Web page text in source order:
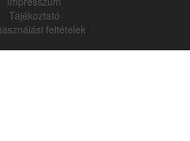
Tájékoztató
feltételek